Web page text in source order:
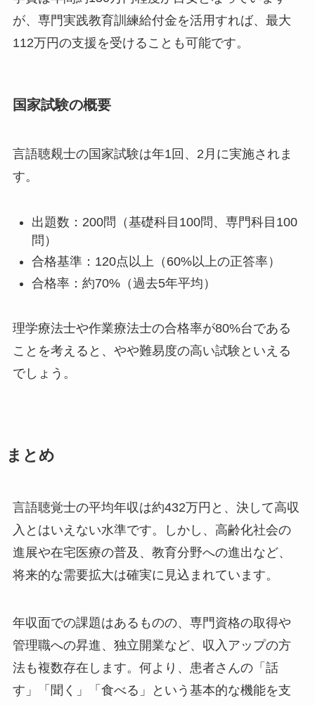
が、専門実践教育訓練給付金を活用すれば、最大
112万円の支援を受けることも可能です。
国家試験の概要
言語聴覢士の国家試験は年1回、2月に実施されま
す。
出題数：200問（基礎科目100問、専門科目100
問）
合格基準：120点以上（60%以上の正答率）
合格率：約70%（過去5年平均）
理学療法士や作業療法士の合格率が80%台である
ことを考えると、やや難易度の高い試験といえる
でしょう。
まとめ
言語聴覚士の平均年収は約432万円と、決して高収
入とはいえない水準です。しかし、高齢化社会の
進展や在宅医療の普及、教育分野への進出など、
将来的な需要拡大は確実に見込まれています。
年収面での課題はあるものの、専門資格の取得や
管理職への昇進、独立開業など、収入アップの方
法も複数存在します。何より、患者さんの「話
す」「聞く」「食べる」という基本的な機能を支